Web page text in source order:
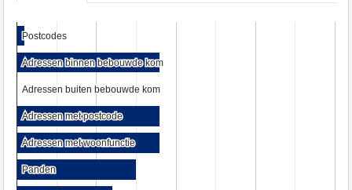
Postcodes
Postcodes
Adressen binnen bebouwde kom
Adressen binnen bebouwde kom
Adressen buiten bebouwde kom
Adressen buiten bebouwde kom
Adressen met postcode
Adressen met postcode
Adressen met woonfunctie
Adressen met woonfunctie
Panden
Panden